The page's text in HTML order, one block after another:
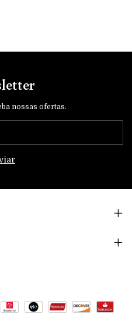
nossas ofertas.